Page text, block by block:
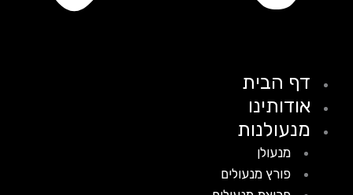
דף הבית
אודותינו
מנעולנות
מנעולן
פורץ מנעולים